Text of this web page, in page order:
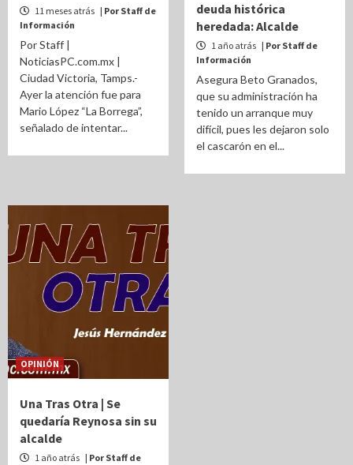
11 meses atrás | Por Staff de
Información
Por Staff |
NoticiasPC.com.mx |
Ciudad Victoria, Tamps.-
Ayer la atención fue para
Mario López “La Borrega”,
señalado de intentar...
deuda histórica
heredada: Alcalde
1 año atrás | Por Staff de
Información
Asegura Beto Granados,
que su administración ha
tenido un arranque muy
difícil, pues les dejaron solo
el cascarón en el...
OPINIÓN
Una Tras Otra | Se
quedaría Reynosa sin su
alcalde
1 año atrás | Por Staff de